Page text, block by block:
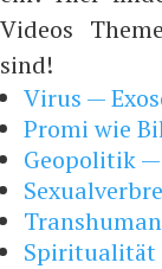
Videos
sind!
Virus —
Promi wie
Geopolitik —
Spiritualität